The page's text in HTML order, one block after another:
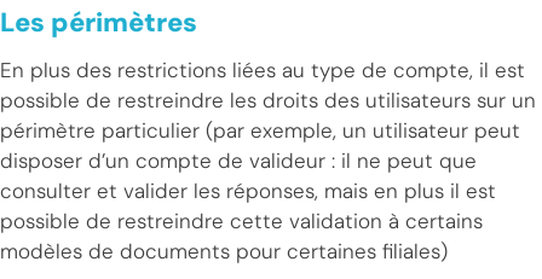
Les périmètres
En plus des restrictions liées au type de compte, il est
possible de restreindre les droits des utilisateurs sur un
périmètre particulier (par exemple, un utilisateur peut
disposer d’un compte de valideur : il ne peut que
consulter et valider les réponses, mais en plus il est
possible de restreindre cette validation à certains
modèles de documents pour certaines filiales)